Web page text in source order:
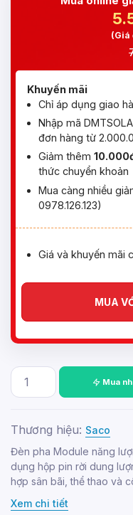
(Giá
Khuyến mãi
Chỉ áp dụng giao
Nhập mã
đơn hàng từ
Giảm thêm
thức chuyển khoản
Mua càng nhiều
0978.126.123)
Giá và khuyến mãi
MUA
Thương hiệu: Saco
Đèn pha Module năng
dụng hộp pin rời dung
hợp sân bãi, thể thao và
Xem chi tiết